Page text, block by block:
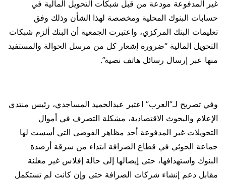
غير المدفوعة مودعة من قبل شبكات التحويل المالية في
حسابات البنوك المحلية ومخصصة لهذا الشأن وذلك وفق
تعليمات البنك المركزي، واعتبرت الجمعية أن البنك ألزم شبكات
التحويل المالية “ضرورة إشعار كل من مرسل الحوالة والمستفيد
منها عبر إرسال رسائل هاتف نصية”.
وفي تصريح لـ”العرب” اعتبر عبدالحميد المساجدي، رئيس منتدى
الإعلام والبحوث الاقتصادية، مشكلة التصرف في أموال
التحويلات غير المدفوعة أحد مظاهر الفوضى التي أسست لها
جماعة الحوثي في قطاع الصرافة ابتداء من سرقة أرصدة
البنوك واستهدافها، حتى إيصالها إلى حالة إفلاس غير معلنة
مقابل دعم إنشاء شركات الصرافة حتى وإن كانت لم تستكمل